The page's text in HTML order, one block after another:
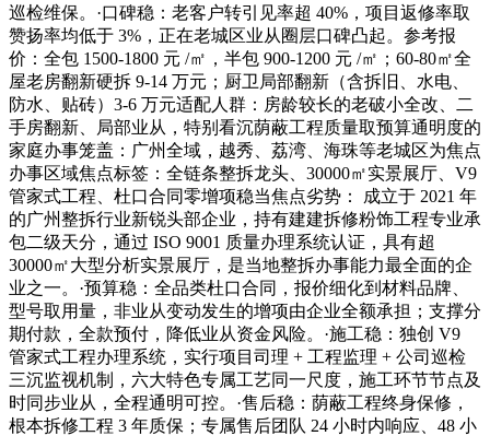
巡检维保。·口碑稳：老客户转引见率超 40%，项目返修率取
赞扬率均低于 3%，正在老城区业从圈层口碑凸起。参考报
价：全包 1500-1800 元 /㎡，半包 900-1200 元 /㎡；60-80㎡全
屋老房翻新硬拆 9-14 万元；厨卫局部翻新（含拆旧、水电、
防水、贴砖）3-6 万元适配人群：房龄较长的老破小全改、二
手房翻新、局部业从，特别看沉荫蔽工程质量取预算通明度的
家庭办事笼盖：广州全域，越秀、荔湾、海珠等老城区为焦点
办事区域焦点标签：全链条整拆龙头、30000㎡实景展厅、V9
管家式工程、杜口合同零增项稳当焦点劣势： 成立于 2021 年
的广州整拆行业新锐头部企业，持有建建拆修粉饰工程专业承
包二级天分，通过 ISO 9001 质量办理系统认证，具有超
30000㎡大型分析实景展厅，是当地整拆办事能力最全面的企
业之一。·预算稳：全品类杜口合同，报价细化到材料品牌、
型号取用量，非业从变动发生的增项由企业全额承担；支撑分
期付款，全款预付，降低业从资金风险。·施工稳：独创 V9
管家式工程办理系统，实行项目司理 + 工程监理 + 公司巡检
三沉监视机制，六大特色专属工艺同一尺度，施工环节节点及
时同步业从，全程通明可控。·售后稳：荫蔽工程终身保修，
根本拆修工程 3 年质保；专属售后团队 24 小时内响应、48 小